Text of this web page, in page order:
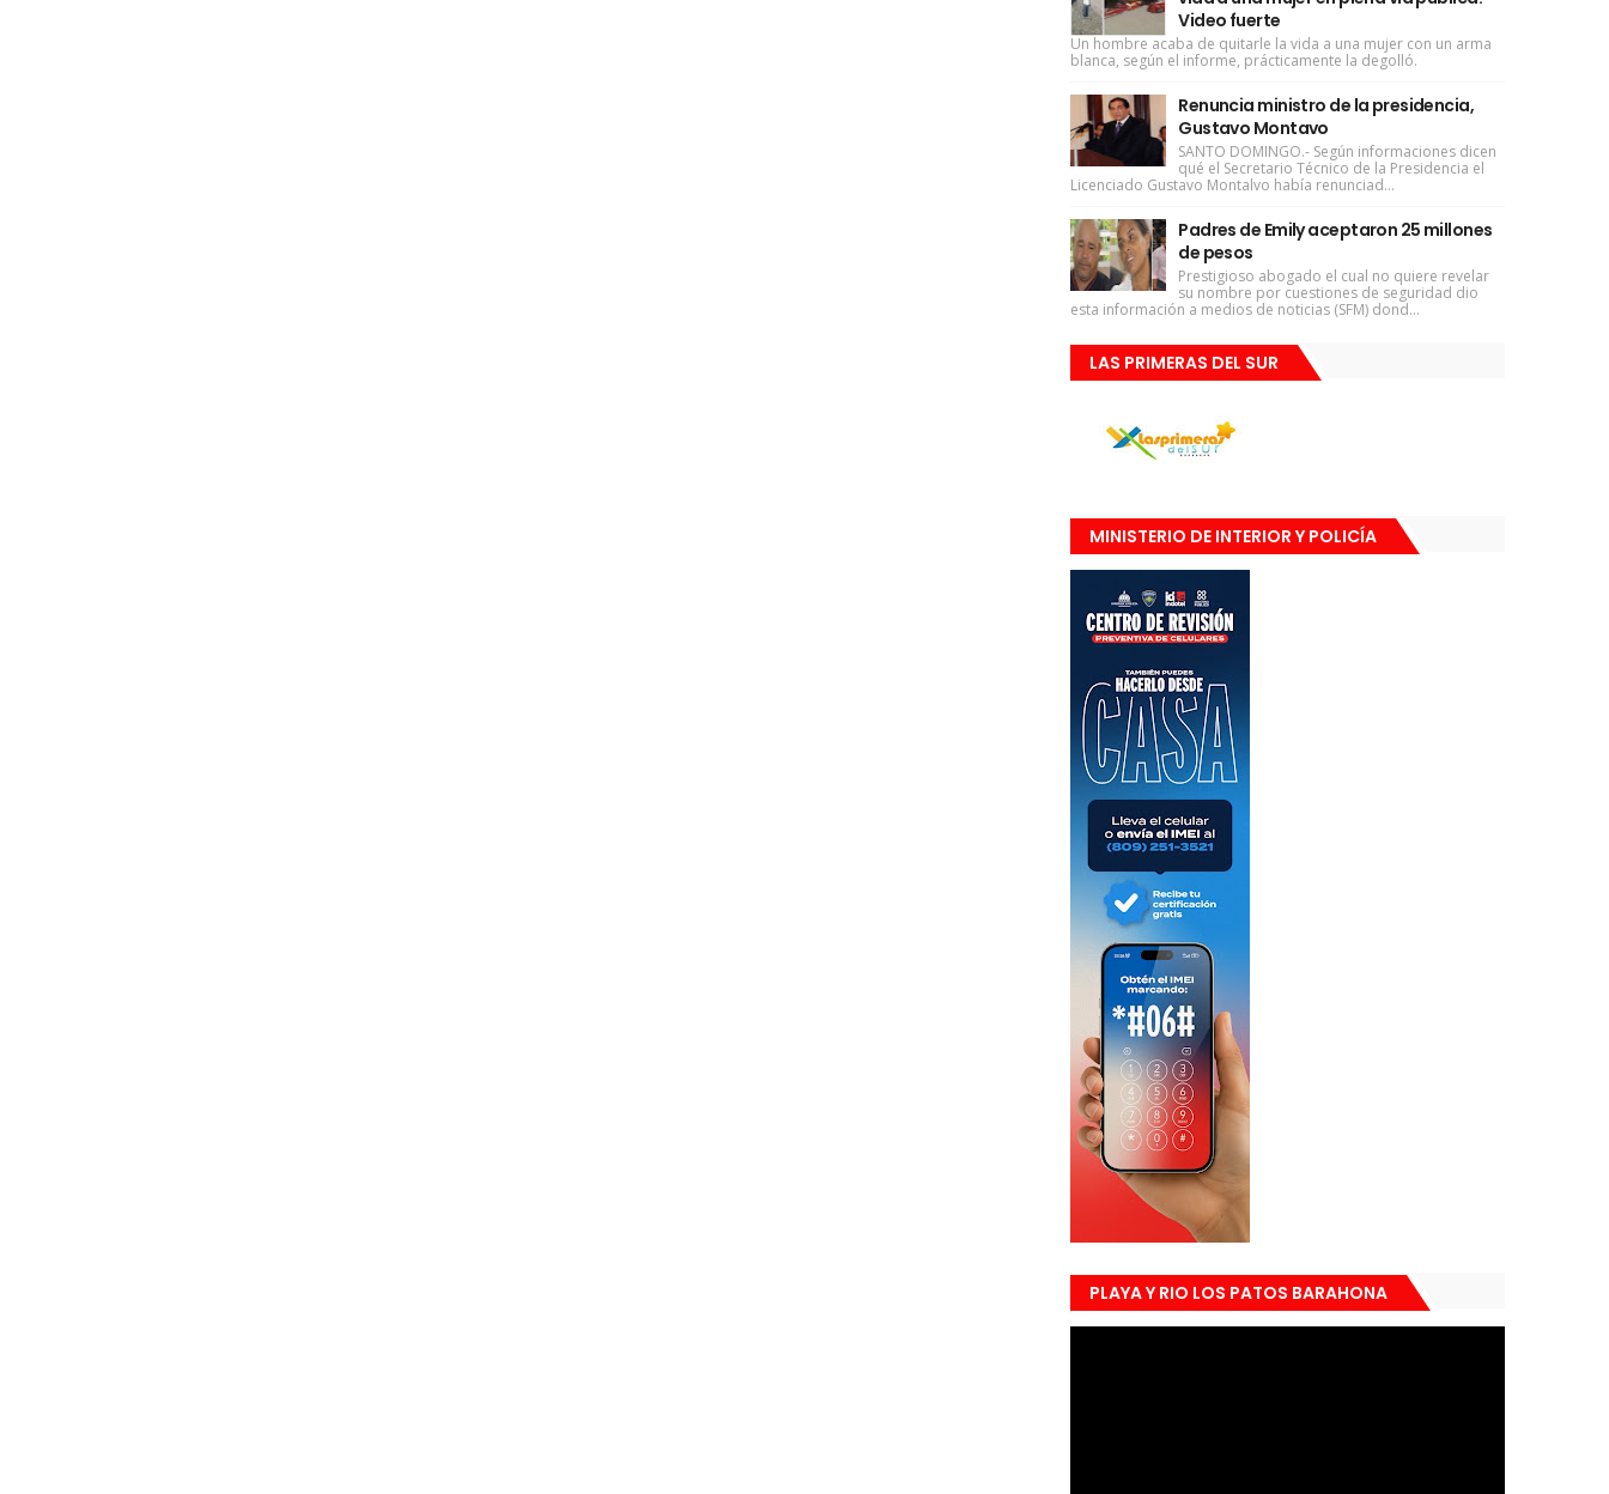
Video fuerte
Un hombre acaba de quitarle la vida a una mujer con un arma
blanca, según el informe, prácticamente la degolló.
Renuncia ministro de la presidencia,
Gustavo Montavo
SANTO DOMINGO.- Según informaciones dicen
qué el Secretario Técnico de la Presidencia el
Licenciado Gustavo Montalvo había renunciad...
Padres de Emily aceptaron 25 millones
de pesos
Prestigioso abogado el cual no quiere revelar
su nombre por cuestiones de seguridad dio
esta información a medios de noticias (SFM) dond...
LAS PRIMERAS DEL SUR
MINISTERIO DE INTERIOR Y POLICÍA
PLAYA Y RIO LOS PATOS BARAHONA